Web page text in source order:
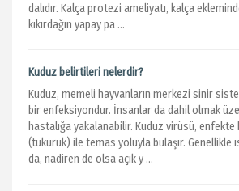
dalıdır. Kalça protezi ameliyatı, kalça
kıkırdağın yapay pa ...
Kuduz belirtileri nelerdir?
Kuduz, memeli hayvanların merkezi sinir
bir enfeksiyondur. İnsanlar da dahil olmak
hastalığa yakalanabilir. Kuduz virüsü, enfekte
(tükürük) ile temas yoluyla bulaşır. Genellikle
da, nadiren de olsa açık y ...